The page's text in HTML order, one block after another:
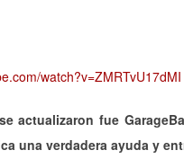
watch?v=ZMRTvU17dMI
actualizaron fue
una verdadera ayuda y